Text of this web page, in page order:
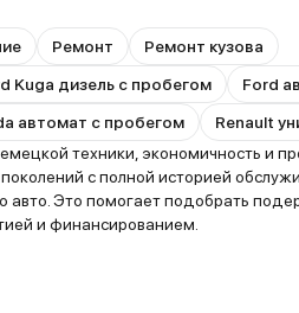
Ремонт
Ремонт кузова
Kuga дизель с пробегом
Ford
автомат с пробегом
Renault
техники, экономичность и
с полной историей
авто. Это помогает подобрать
и финансированием.